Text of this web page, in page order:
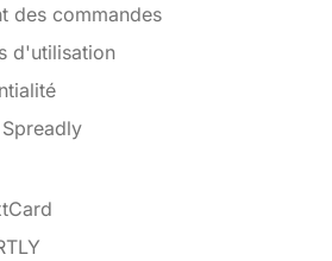
des commandes
d'utilisation